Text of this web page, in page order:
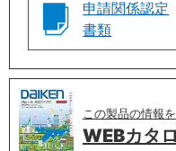
申請関係認定
書類
この製品の情報を
WEBカタ